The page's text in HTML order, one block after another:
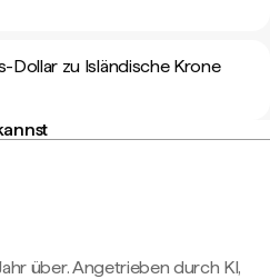
Dollar zu Isländische Krone
über. Angetrieben durch KI,